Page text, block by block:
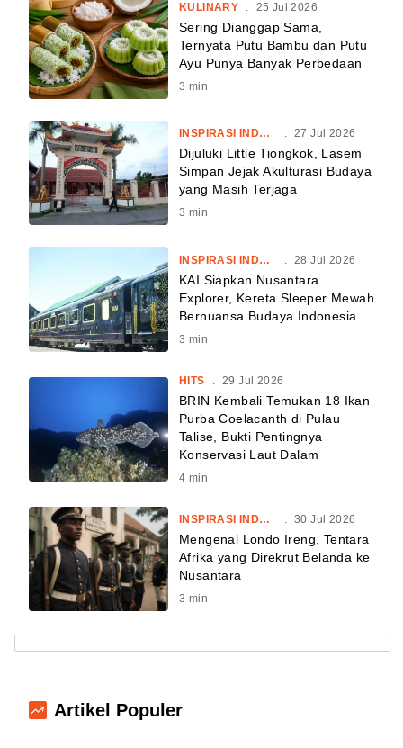
KULINARY . 25 Jul 2026
Sering Dianggap Sama,
Ternyata Putu Bambu dan Putu
Ayu Punya Banyak Perbedaan
3 min
INSPIRASI INDONESIA . 27 Jul 2026
Dijuluki Little Tiongkok, Lasem
Simpan Jejak Akulturasi Budaya
yang Masih Terjaga
3 min
INSPIRASI INDONESIA 28 Jul 2026
KAI Siapkan Nusantara
Explorer, Kereta Sleeper Mewah
Bernuansa Budaya Indonesia
3 min
HITS 29 Jul 2026
BRIN Kembali Temukan 18 Ikan
Purba Coelacanth di Pulau
Talise, Bukti Pentingnya
Konservasi Laut Dalam
4 min
INSPIRASI INDONESIA 30 Jul 2026
Mengenal Londo Ireng, Tentara
Afrika yang Direkrut Belanda ke
Nusantara
3 min
Artikel Populer